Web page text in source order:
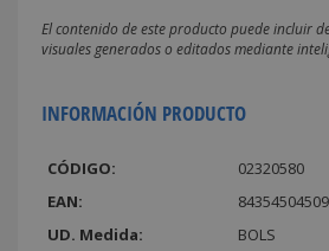
El contenido de este producto puede incluir
visuales generados o editados mediante
INFORMACIÓN PRODUCTO
CÓDIGO:
02320580
EAN:
UD. Medida:
BOLS